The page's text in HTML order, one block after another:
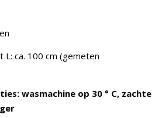
ca. 100 cm (gemeten
wasmachine op 30 ° C, zachte